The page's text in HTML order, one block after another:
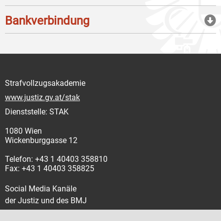
Bankverbindung
Strafvollzugsakademie
www.justiz.gv.at/stak
Dienststelle: STAK
1080 Wien
Wickenburggasse 12
Telefon: +43 1 40403 358810
Fax: +43 1 40403 358825
Social Media Kanäle
der Justiz und des BMJ